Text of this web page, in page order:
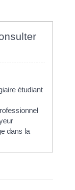
étudiant
dans la